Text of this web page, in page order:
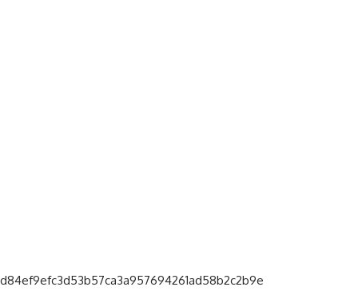
d84ef9efc3d53b57ca3a957694261ad58b2c2b9e